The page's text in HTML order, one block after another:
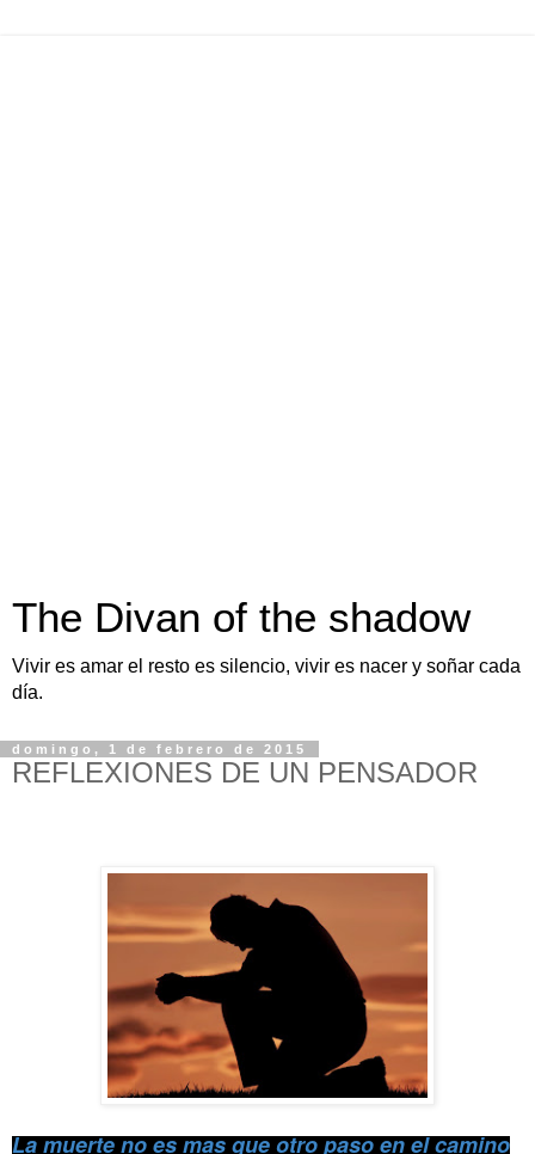
The Divan of the shadow
Vivir es amar el resto es silencio, vivir es nacer y soñar cada
día.
domingo, 1 de febrero de 2015
REFLEXIONES DE UN PENSADOR
La muerte no es mas que otro paso en el camino